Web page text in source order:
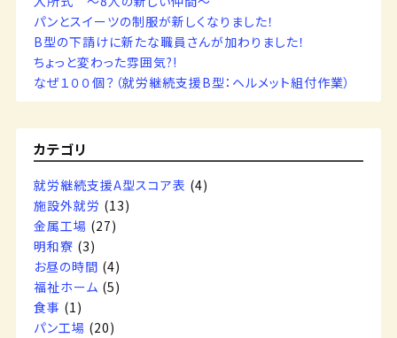
パンとスイーツの制服が新しくなりました！
B型の下請けに新たな職員さんが加わりました！
ちょっと変わった雰囲気?!
なぜ１００個？（就労継続支援B型：ヘルメット組付作業）
カテゴリ
就労継続支援A型スコア表 (4)
施設外就労 (13)
金属工場 (27)
明和寮 (3)
お昼の時間 (4)
福祉ホーム (5)
食事 (1)
パン工場 (20)